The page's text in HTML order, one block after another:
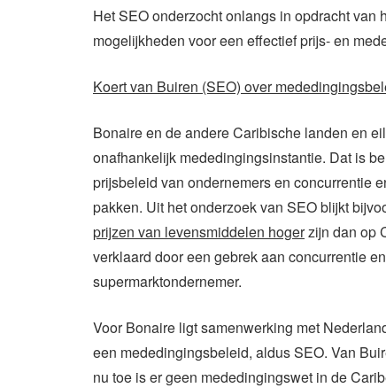
Het SEO onderzocht onlangs in opdracht van
mogelijkheden voor een effectief prijs- en
Koert van Buiren (SEO) over
Bonaire en de andere Caribische landen en
onafhankelijk mededingingsinstantie. Dat is
prijsbeleid van ondernemers en concurrentie
pakken. Uit het onderzoek van SEO blijkt
prijzen van levensmiddelen hogerzijn dan op
verklaard door een gebrek aan concurrentie
supermarktondernemer.
Voor Bonaire ligt samenwerking met
een mededingingsbeleid, aldus SEO. Van
nu toe is er geen mededingingswet in de